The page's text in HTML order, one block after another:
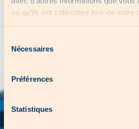
ou qu'ils ont collectées lors de votre
Nécessaires
Préférences
Statistiques